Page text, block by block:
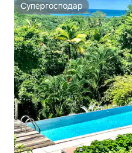
Супергосподар
Супергосподар